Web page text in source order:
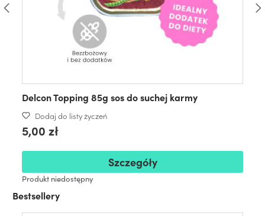
Delcon Topping 85g sos do suchej karmy
Dodaj do listy życzeń
5,00 zł
Szczegóły
Produkt niedostępny
Bestsellery